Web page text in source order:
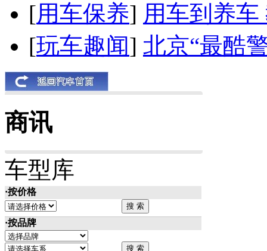
[用车保养] 用车到养
[玩车趣闻] 北京“最酷
商讯
车型库
·按价格
·按品牌